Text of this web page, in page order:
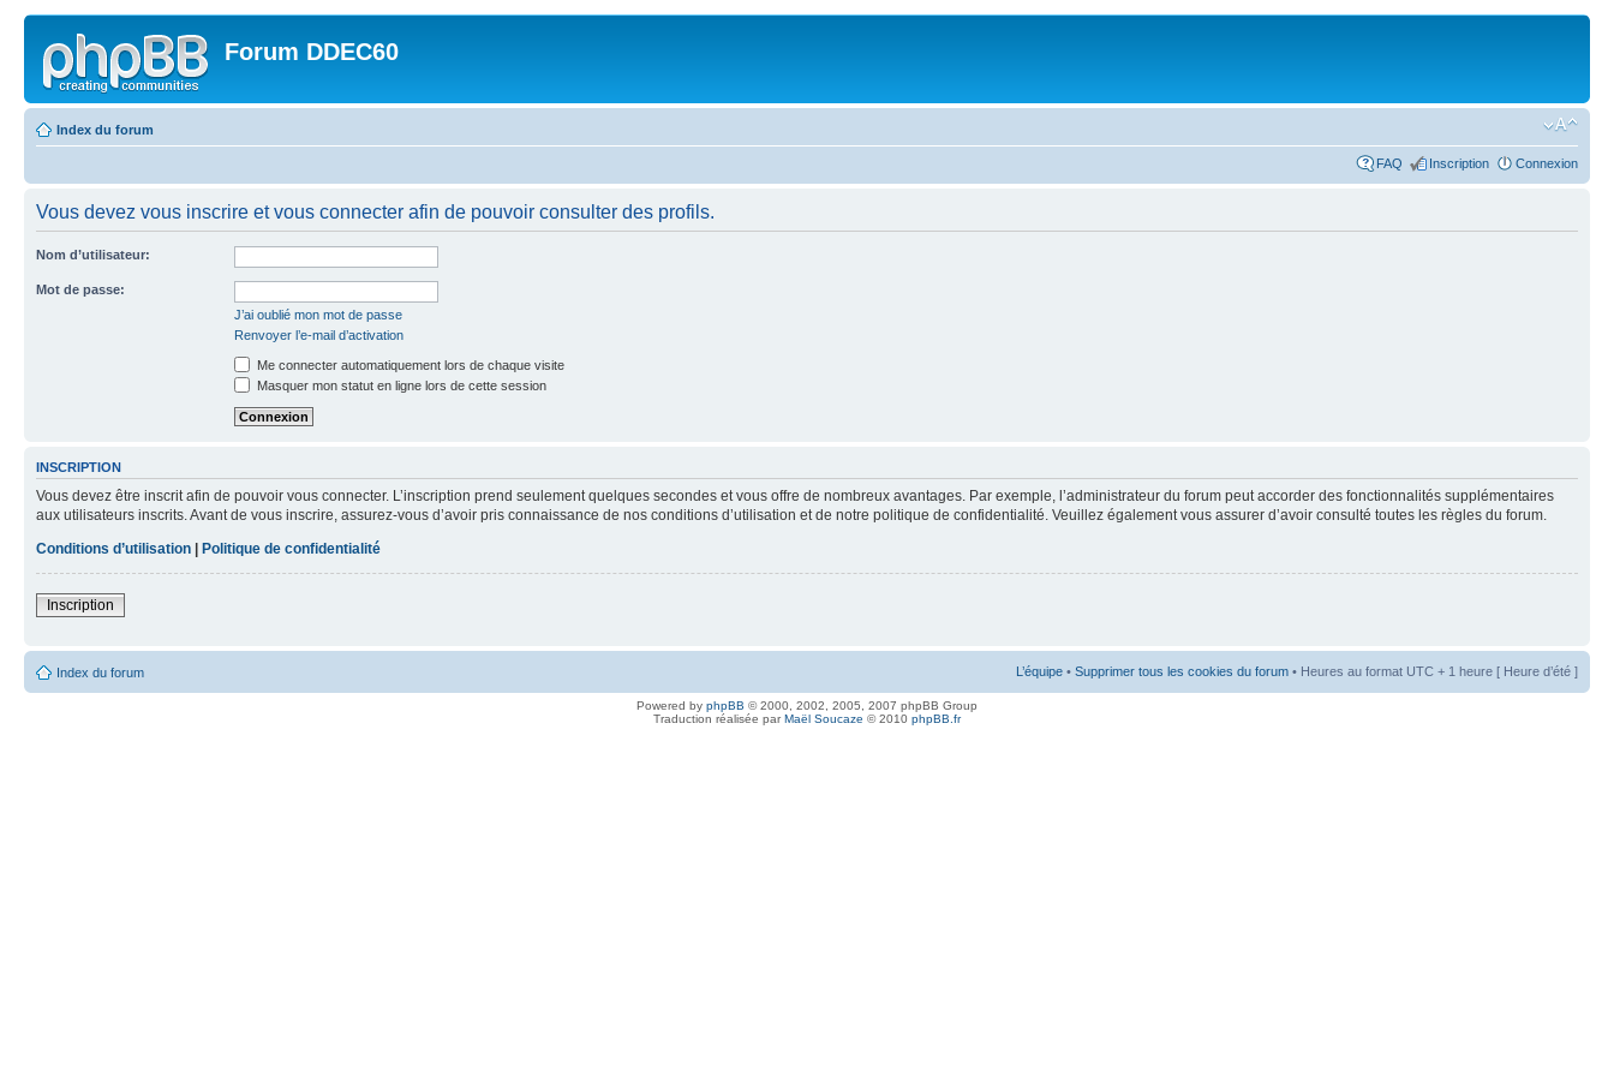
Forum DDEC60
Index du forum
FAQ Inscription Connexion
Vous devez vous inscrire et vous connecter afin de pouvoir consulter des profils.
Nom d’utilisateur:
Mot de passe:
J’ai oublié mon mot de passe
Renvoyer l’e-mail d’activation
Me connecter automatiquement lors de chaque visite
Masquer mon statut en ligne lors de cette session
INSCRIPTION
Vous devez être inscrit afin de pouvoir vous connecter. L’inscription prend seulement quelques secondes et vous offre de nombreux avantages. Par exemple, l’administrateur du forum peut accorder des fonctionnalités supplémentaires
aux utilisateurs inscrits. Avant de vous inscrire, assurez-vous d’avoir pris connaissance de nos conditions d’utilisation et de notre politique de confidentialité. Veuillez également vous assurer d’avoir consulté toutes les règles du forum.
Conditions d’utilisation | Politique de confidentialité
Inscription
Index du forum L’équipe • Supprimer tous les cookies du forum • Heures au format UTC + 1 heure [ Heure d’été ]
Powered by phpBB © 2000, 2002, 2005, 2007 phpBB Group
Traduction réalisée parMaël Soucaze © 2010 phpBB.fr